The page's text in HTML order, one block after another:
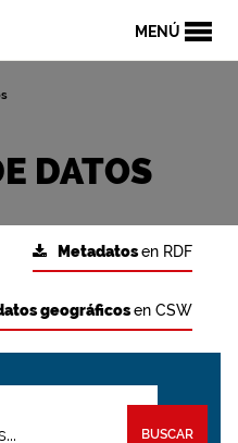
MENÚ
DATOS
Metadatosen RDF
geográficosen CSW
BUSCAR